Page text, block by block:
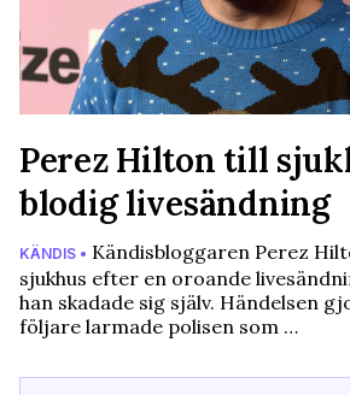
Perez Hilton till
blodig livesändning
KÄNDIS • Kändisbloggaren Perez
sjukhus efter en oroande
han skadade sig själv. Händelsen
följare larmade polisen som …